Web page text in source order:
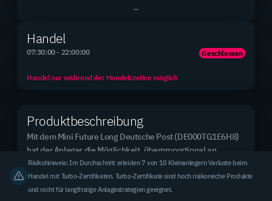
–
Handel
07:30:00 - 22:00:00 Geschlossen
Handel nur während der Handelszeiten möglich
Produktbeschreibung
Mit dem Mini Future Long Deutsche Post (DE000TG1E6H8)
hat der Anleger die Möglichkeit, überproportional an
steigenden Kursen der zugrunde liegenden Aktie zu
partizipieren. Im Gegenzug nimmt der Anleger auch
überproportional an fallenden Kursen der zugrunde
0 / 0
Top Basiswert (meistgehandelt)
Rheinmetall AG
3,31 % des Handelsvolumens
Risikohinweis: Im Durchschnitt erleiden 7 von 10 Kleinanlegern Verluste beim
Handel mit Turbo-Zertifikaten. Turbo-Zertifikate sind hoch risikoreiche Produkte
und nicht für langfristige Anlagestrategien geeignet.